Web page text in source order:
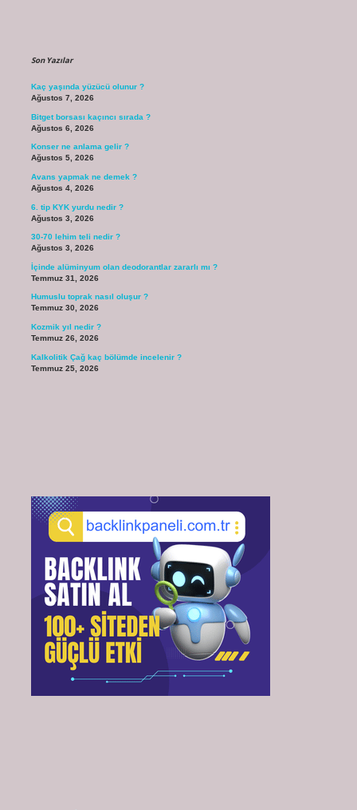
Son Yazılar
Kaç yaşında yüzücü olunur ?
Ağustos 7, 2026
Bitget borsası kaçıncı sırada ?
Ağustos 6, 2026
Konser ne anlama gelir ?
Ağustos 5, 2026
Avans yapmak ne demek ?
Ağustos 4, 2026
6. tip KYK yurdu nedir ?
Ağustos 3, 2026
30-70 lehim teli nedir ?
Ağustos 3, 2026
İçinde alüminyum olan deodorantlar zararlı mı ?
Temmuz 31, 2026
Humuslu toprak nasıl oluşur ?
Temmuz 30, 2026
Kozmik yıl nedir ?
Temmuz 26, 2026
Kalkolitik Çağ kaç bölümde incelenir ?
Temmuz 25, 2026